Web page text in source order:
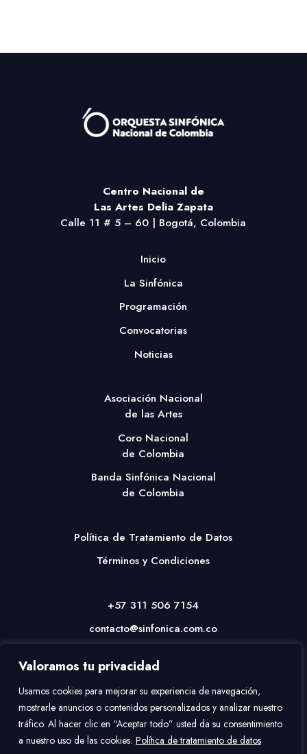
Valoramos tu privacidad
Usamos cookies para mejorar su experiencia de navegación,
mostrarle anuncios o contenidos personalizados y analizar nuestro
tráfico. Al hacer clic en “Aceptar todo” usted da su consentimiento
a nuestro uso de las cookies. Política de tratamiento de datos
Centro Nacional de
Las Artes Delia Zapata
Calle 11 # 5 – 60 | Bogotá, Colombia
Inicio
La Sinfónica
Programación
Convocatorias
Noticias
Asociación Nacional
de las Artes
Coro Nacional
de Colombia
Banda Sinfónica Nacional
de Colombia
Política de Tratamiento de Datos
Términos y Condiciones
+57 311 506 7154
contacto@sinfonica.com.co